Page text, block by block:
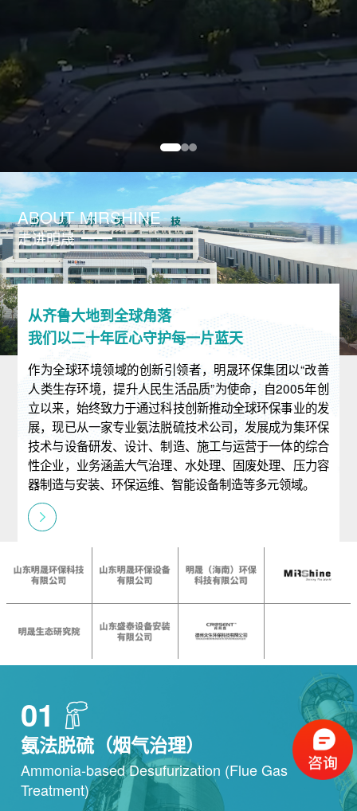
ABOUT MIRSHINE
走进明晟
从齐鲁大地到全球角落
我们以二十年匠心守护每一片蓝天
作为全球环境领域的创新引领者，明晟环保集团以“改善
人类生存环境，提升人民生活品质”为使命，自2005年创
立以来，始终致力于通过科技创新推动全球环保事业的发
展，现已从一家专业氨法脱硫技术公司，发展成为集环保
技术与设备研发、设计、制造、施工与运营于一体的综合
性企业，业务涵盖大气治理、水处理、固废处理、压力容
器制造与安装、环保运维、智能设备制造等多元领域。
01
氨法脱硫（烟气治理）
Ammonia-based Desufurization (Flue Gas
Treatment)